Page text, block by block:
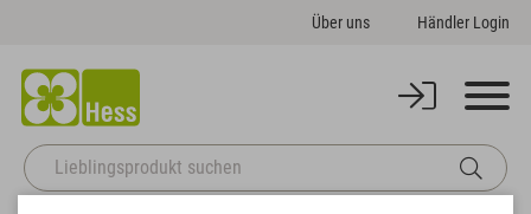
Über uns Händler Login